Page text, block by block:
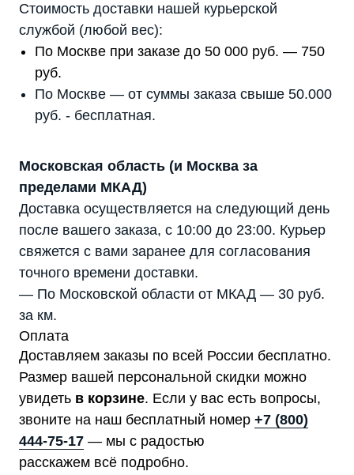
Стоимость доставки нашей курьерской
службой (любой вес):
По Москве при заказе до 50 000 руб. — 750
руб.
По Москве — от суммы заказа свыше 50.000
руб. - бесплатная.
Московская область (и Москва за
пределами МКАД)
Доставка осуществляется на следующий день
после вашего заказа, с 10:00 до 23:00. Курьер
свяжется с вами заранее для согласования
точного времени доставки.
— По Московской области от МКАД — 30 руб.
за км.
Оплата
Доставляем заказы по всей России бесплатно.
Размер вашей персональной скидки можно
увидеть в корзине. Если у вас есть вопросы,
звоните на наш бесплатный номер +7 (800)
444-75-17 — мы с радостью
расскажем всё подробно.